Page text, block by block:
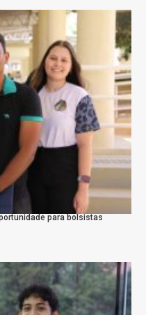
para bolsistas